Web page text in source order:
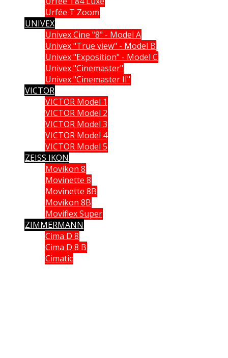
Urfée T Zoom
UNIVEX
Univex Cine "8" - Model A
Univex "True view" - Model B
Univex "Exposition" - Model C
Univex "Cinemaster"
Univex "Cinemaster II"
VICTOR
VICTOR Model 1
VICTOR Model 2
VICTOR Model 3
VICTOR Model 4
VICTOR Model 5
ZEISS IKON
Movikon 8
Movinette 8
Movinette 8B
Movikon 8B
Moviflex Super
ZIMMERMANN
Cima D 8
Cima D 8 B
Cimatic